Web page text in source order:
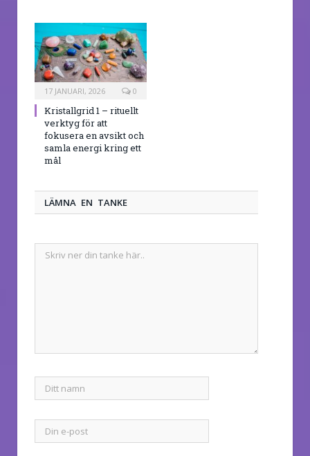
17 JANUARI, 2026 0
Kristallgrid 1 – rituellt
verktyg för att
fokusera en avsikt och
samla energi kring ett
mål
LÄMNA EN TANKE